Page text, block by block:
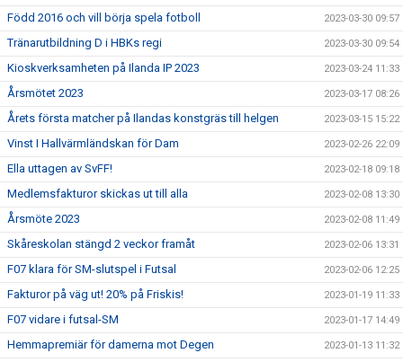
Född 2016 och vill börja spela fotboll 2023-03-30 09:57
Tränarutbildning D i HBKs regi 2023-03-30 09:54
Kioskverksamheten på Ilanda IP 2023 2023-03-24 11:33
Årsmötet 2023 2023-03-17 08:26
Årets första matcher på Ilandas konstgräs till helgen 2023-03-15 15:22
Vinst I Hallvärmländskan för Dam 2023-02-26 22:09
Ella uttagen av SvFF! 2023-02-18 09:18
Medlemsfakturor skickas ut till alla 2023-02-08 13:30
Årsmöte 2023 2023-02-08 11:49
Skåreskolan stängd 2 veckor framåt 2023-02-06 13:31
F07 klara för SM-slutspel i Futsal 2023-02-06 12:25
Fakturor på väg ut! 20% på Friskis! 2023-01-19 11:33
F07 vidare i futsal-SM 2023-01-17 14:49
Hemmapremiär för damerna mot Degen 2023-01-13 11:32